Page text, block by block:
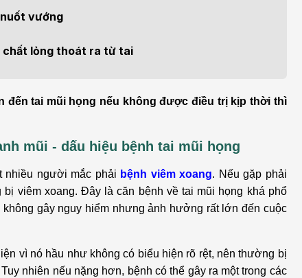
học Ung bướu
- Tiết niệu
trị liệu - Phục hồi
thương chỉnh hình
Tâm lý và sức khỏe tâm
Nam học
vướng
chất lỏng thoát ra từ tai
đến tai mũi họng nếu không được điều trị kịp thời thì
mũi - dấu hiệu bệnh tai mũi họng
nhiều người mắc phải bệnh viêm xoang. Nếu gặp phải
viêm xoang. Đây là căn bệnh về tai mũi họng khá phổ
gây nguy hiểm nhưng ảnh hưởng rất lớn đến cuộc
vì nó hầu như không có biểu hiện rõ rệt, nên thường bị
nhiên nếu nặng hơn, bệnh có thể gây ra một trong các